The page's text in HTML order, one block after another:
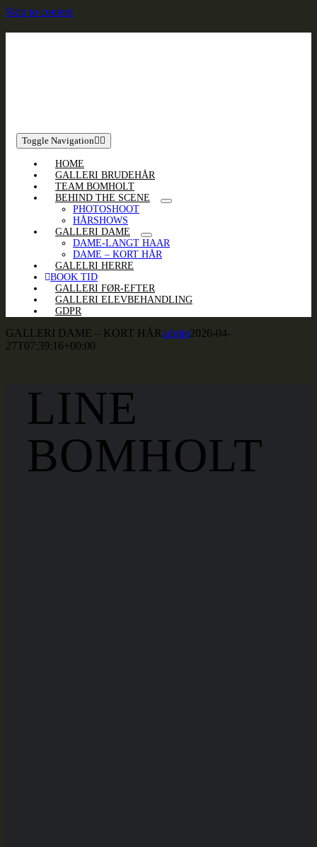
Skip to content
Toggle Navigation
HOME
GALLERI BRUDEHÅR
TEAM BOMHOLT
BEHIND THE SCENE
PHOTOSHOOT
HÅRSHOWS
GALLERI DAME
DAME-LANGT HAAR
DAME – KORT HÅR
GALELRI HERRE
BOOK TID
GALLERI FØR-EFTER
GALLERI ELEVBEHANDLING
GDPR
GALLERI DAME – KORT HÅRadmin2026-04-
27T07:39:16+00:00
LINE
BOMHOLT